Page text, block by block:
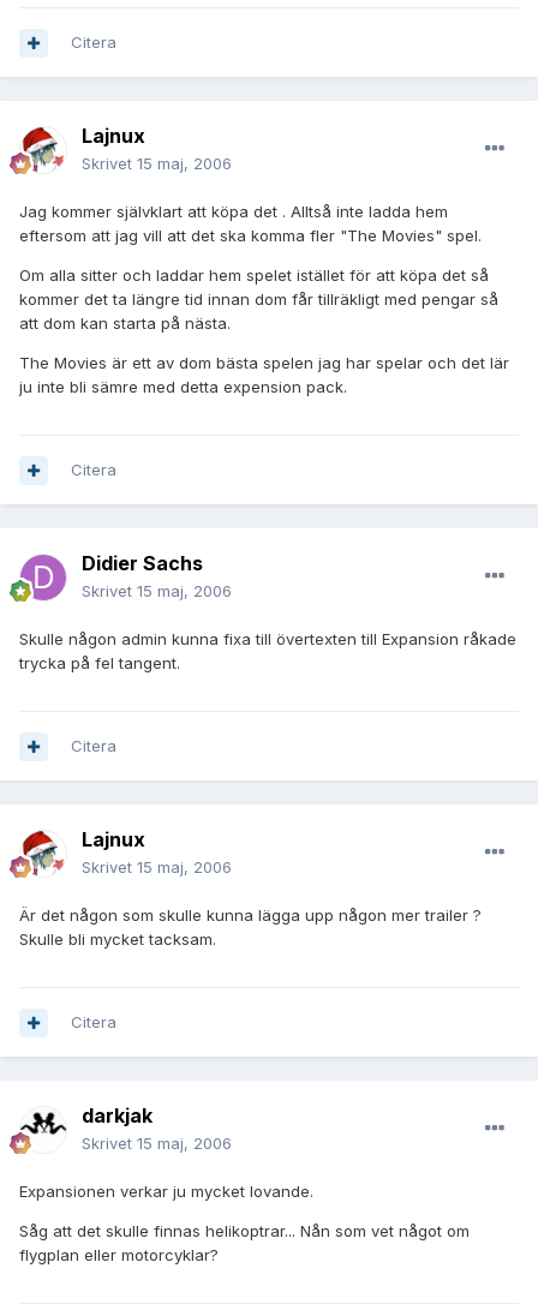
Citera
Lajnux
Skrivet 15 maj, 2006
Jag kommer självklart att köpa det . Alltså inte ladda hem
eftersom att jag vill att det ska komma fler "The Movies" spel.
Om alla sitter och laddar hem spelet istället för att köpa det så
kommer det ta längre tid innan dom får tillräkligt med pengar så
att dom kan starta på nästa.
The Movies är ett av dom bästa spelen jag har spelar och det lär
ju inte bli sämre med detta expension pack.
Citera
Didier Sachs
Skrivet 15 maj, 2006
Skulle någon admin kunna fixa till övertexten till Expansion råkade
trycka på fel tangent.
Citera
Lajnux
Skrivet 15 maj, 2006
Är det någon som skulle kunna lägga upp någon mer trailer ?
Skulle bli mycket tacksam.
Citera
darkjak
Skrivet 15 maj, 2006
Expansionen verkar ju mycket lovande.
Såg att det skulle finnas helikoptrar... Nån som vet något om
flygplan eller motorcyklar?